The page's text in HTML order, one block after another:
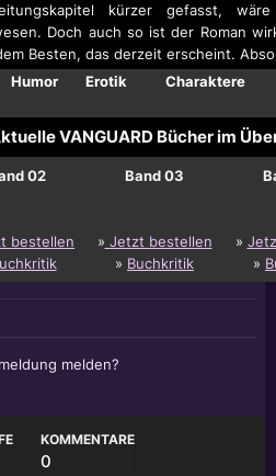
kürzer gefasst,
Doch auch so ist der Roman
Besten, das derzeit erscheint.
Humor Erotik Charaktere
VANGUARD Bücher im
02
bestellen
Band 03
» Jetzt bestellen
» Buchkritik
»
»
melden?
KOMMENTARE
0